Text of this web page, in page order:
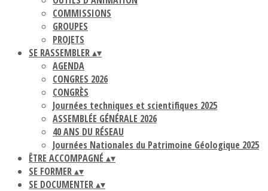
COMMISSIONS
GROUPES
PROJETS
SE RASSEMBLER▴▾
AGENDA
CONGRES 2026
CONGRÈS
Journées techniques et scientifiques 2025
ASSEMBLÉE GÉNÉRALE 2026
40 ANS DU RÉSEAU
Journées Nationales du Patrimoine Géologique 2025
ÊTRE ACCOMPAGNÉ ▴▾
SE FORMER▴▾
SE DOCUMENTER▴▾